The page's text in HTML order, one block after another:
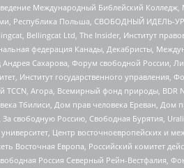
Международный Библейский
Республика Польша, СВОБОДНЫЙ ИДЕЛЬ-
Bellingcat Ltd, The Insider, Институт
федерация Канады, Декабристы,
Сахарова, Форум свободной России,
Институт государственного
TCCN, Агора, Всемирный фонд природы,
Тбилиси, Дом прав человека Ереван,
свободную Россию, Свободная Бурятия,
Центр восточноевропейских и
Восточная Европа, Российский комитет
Россия Северный Рейн-Вестфалия,